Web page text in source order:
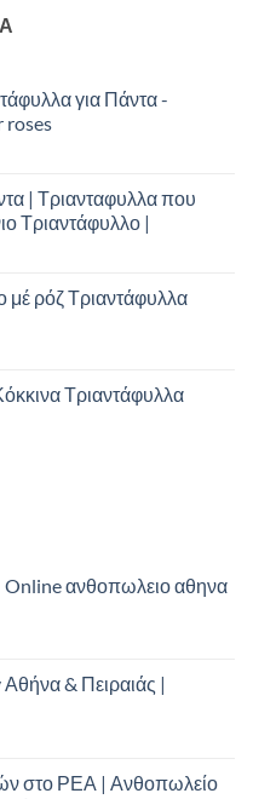
για Πάντα -
roses
| Τριανταφυλλα που
Τριαντάφυλλο |
ρόζ Τριαντάφυλλα
Τριαντάφυλλα
| Online ανθοπωλειο αθηνα
& Πειραιάς |
στο ΡΕΑ | Ανθοπωλείο